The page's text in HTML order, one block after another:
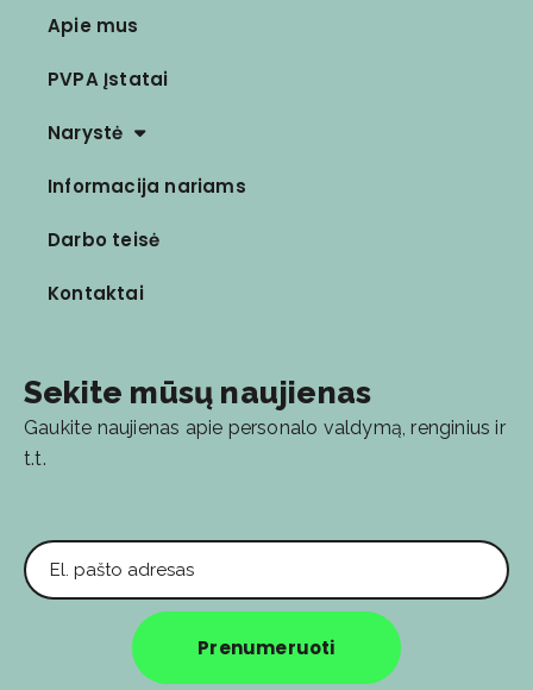
Apie mus
PVPA Įstatai
Narystė
Informacija nariams
Darbo teisė
Kontaktai
Sekite mūsų naujienas
Gaukite naujienas apie personalo valdymą, renginius ir
t.t.
Prenumeruoti